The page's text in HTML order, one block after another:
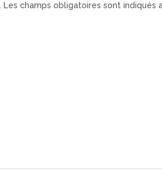
Les champs obligatoires sont indiqués